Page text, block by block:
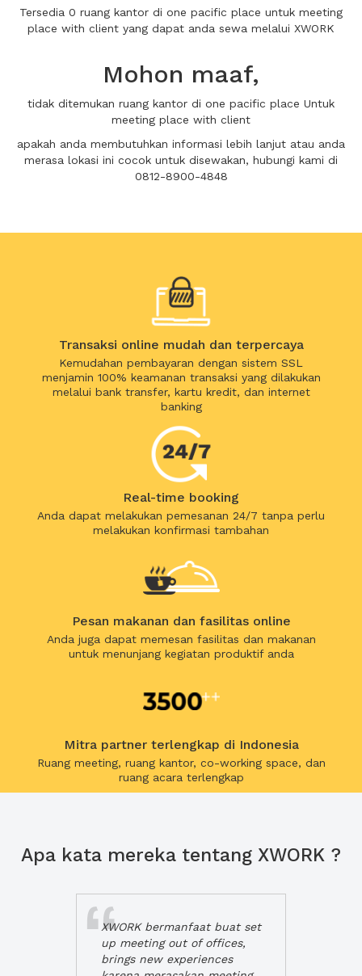
Tersedia 0 ruang kantor di one pacific place untuk meeting
place with client yang dapat anda sewa melalui XWORK
Mohon maaf,
tidak ditemukan ruang kantor di one pacific place Untuk
meeting place with client
apakah anda membutuhkan informasi lebih lanjut atau anda
merasa lokasi ini cocok untuk disewakan, hubungi kami di
0812-8900-4848
Transaksi online mudah dan terpercaya
Kemudahan pembayaran dengan sistem SSL
menjamin 100% keamanan transaksi yang dilakukan
melalui bank transfer, kartu kredit, dan internet
banking
Real-time booking
Anda dapat melakukan pemesanan 24/7 tanpa perlu
melakukan konfirmasi tambahan
Pesan makanan dan fasilitas online
Anda juga dapat memesan fasilitas dan makanan
untuk menunjang kegiatan produktif anda
Mitra partner terlengkap di Indonesia
Ruang meeting, ruang kantor, co-working space, dan
ruang acara terlengkap
Apa kata mereka tentang XWORK ?
XWORK bermanfaat buat set
up meeting out of offices,
brings new experiences